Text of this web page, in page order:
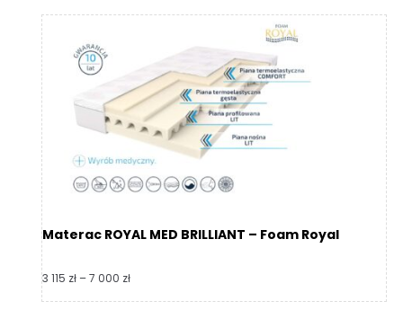
739 zł
Materac ROYAL MED BRILLIANT – Foam Royal
3 115 zł –7 000 złZakres